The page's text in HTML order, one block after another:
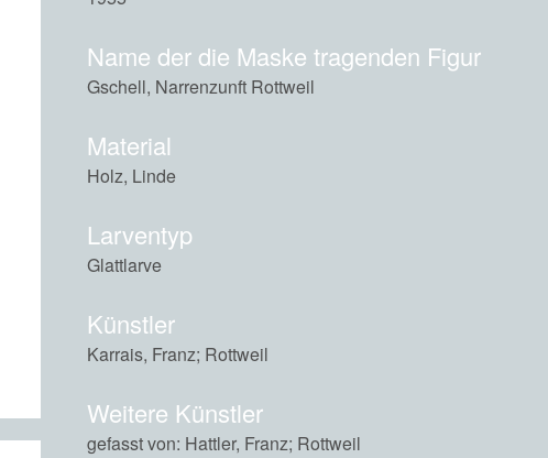
Name der die Maske tragenden Figur
Gschell, Narrenzunft Rottweil
Material
Holz, Linde
Larventyp
Glattlarve
Künstler
Karrais, Franz; Rottweil
Weitere Künstler
gefasst von: Hattler, Franz; Rottweil